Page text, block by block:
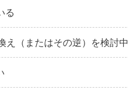
る
え（またはその逆）を検討中